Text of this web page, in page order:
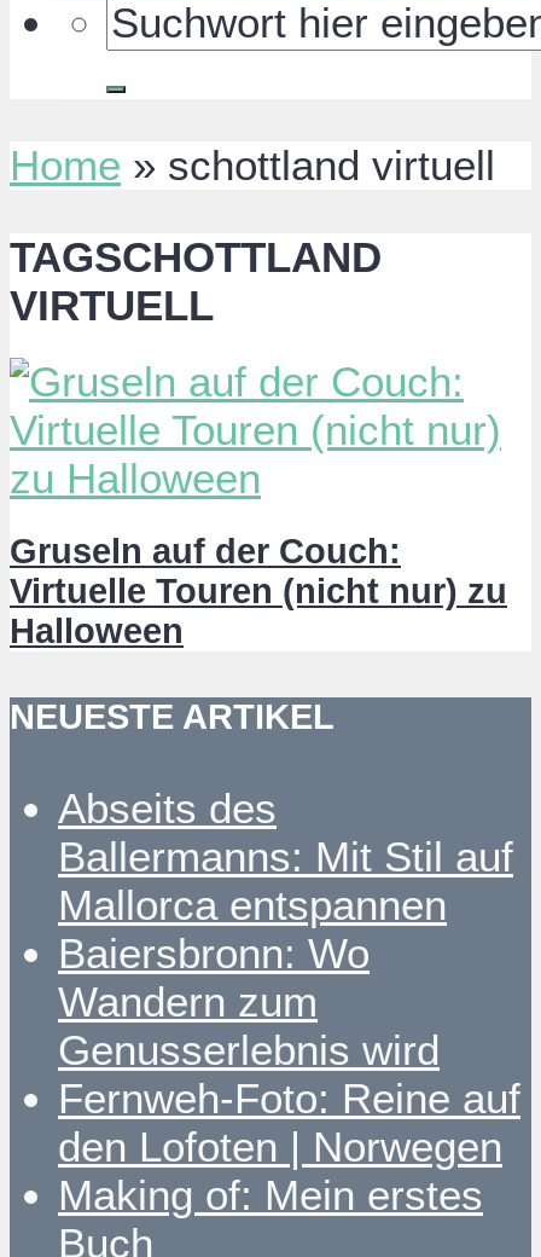
Home » schottland virtuell
TAGSCHOTTLAND
VIRTUELL
Gruseln auf der Couch:
Virtuelle Touren (nicht nur) zu
Halloween
NEUESTE ARTIKEL
Abseits des
Ballermanns: Mit Stil auf
Mallorca entspannen
Baiersbronn: Wo
Wandern zum
Genusserlebnis wird
Fernweh-Foto: Reine auf
den Lofoten | Norwegen
Making of: Mein erstes
Buch